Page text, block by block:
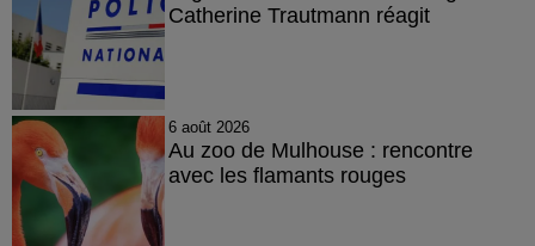
Catherine Trautmann réagit
6 août 2026
Au zoo de Mulhouse : rencontre
avec les flamants rouges